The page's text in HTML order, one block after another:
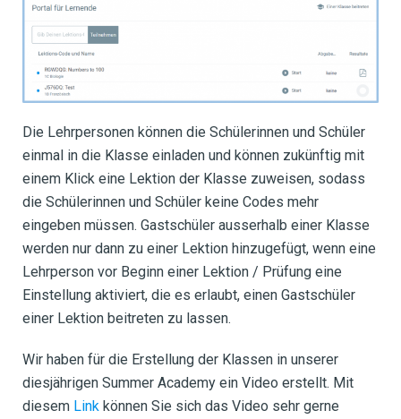
Die Lehrpersonen können die Schülerinnen und Schüler
einmal in die Klasse einladen und können zukünftig mit
einem Klick eine Lektion der Klasse zuweisen, sodass
die Schülerinnen und Schüler keine Codes mehr
eingeben müssen. Gastschüler ausserhalb einer Klasse
werden nur dann zu einer Lektion hinzugefügt, wenn eine
Lehrperson vor Beginn einer Lektion / Prüfung eine
Einstellung aktiviert, die es erlaubt, einen Gastschüler
einer Lektion beitreten zu lassen.
Wir haben für die Erstellung der Klassen in unserer
diesjährigen Summer Academy ein Video erstellt. Mit
diesem Link können Sie sich das Video sehr gerne